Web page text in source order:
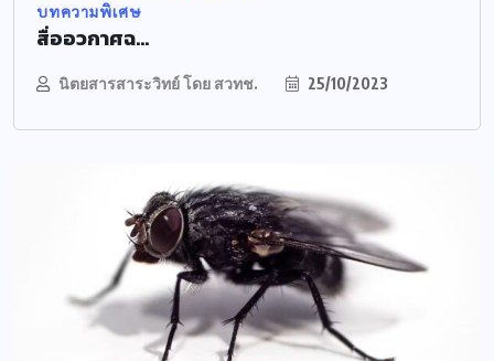
บทความพิเศษ
สื่ออวกาศฉ...
นิตยสารสาระวิทย์ โดย สวทช. 25/10/2023